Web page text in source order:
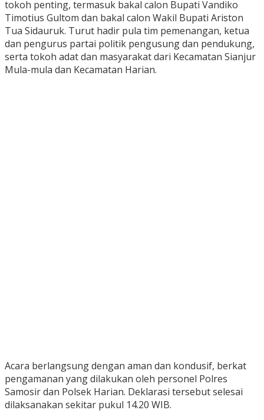
tokoh penting, termasuk bakal calon Bupati Vandiko
Timotius Gultom dan bakal calon Wakil Bupati Ariston
Tua Sidauruk. Turut hadir pula tim pemenangan, ketua
dan pengurus partai politik pengusung dan pendukung,
serta tokoh adat dan masyarakat dari Kecamatan Sianjur
Mula-mula dan Kecamatan Harian.
Acara berlangsung dengan aman dan kondusif, berkat
pengamanan yang dilakukan oleh personel Polres
Samosir dan Polsek Harian. Deklarasi tersebut selesai
dilaksanakan sekitar pukul 14.20 WIB.